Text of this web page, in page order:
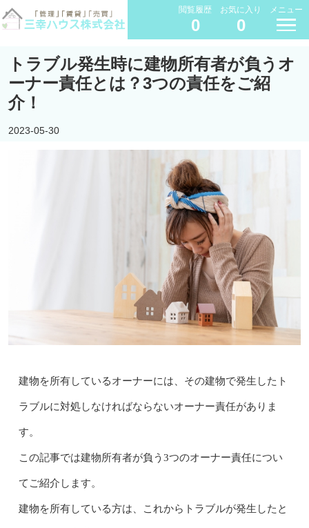
閲覧履歴
0
お気に入り
0
メニュー
トラブル発生時に建物所有者が負うオ
ーナー責任とは？3つの責任をご紹
介！
2023-05-30
建物を所有しているオーナーには、その建物で発生したト
ラブルに対処しなければならないオーナー責任がありま
す。
この記事では建物所有者が負う3つのオーナー責任につい
てご紹介します。
建物を所有している方は、これからトラブルが発生したと